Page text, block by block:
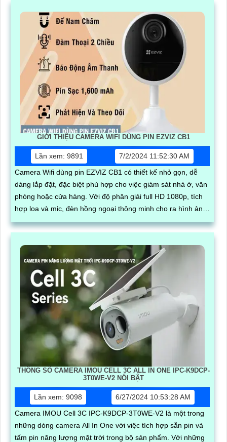
GIỚI THIỆU CAMERA WIFI DÙNG PIN EZVIZ CB1
Lần xem: 9891
7/2/2024 11:52:30 AM
Camera Wifi dùng pin EZVIZ CB1 có thiết kế nhỏ gọn, dễ
dàng lắp đặt, đặc biệt phù hợp cho việc giám sát nhà ở, văn
phòng hoặc cửa hàng. Với độ phân giải full HD 1080p, tích
hợp loa và mic, đèn hồng ngoại thông minh cho ra hình ảnh
chất lượng ban đêm
THÔNG SỐ CAMERA IMOU CELL 3C ALL IN ONE IPC-K9DCP-
3T0WE-V2 NỔI BẬT
Lần xem: 9098
6/27/2024 10:53:28 AM
Camera IMOU Cell 3C IPC-K9DCP-3T0WE-V2 là một trong
những dòng camera All In One với việc tích hợp sẵn pin và
tấm pin năng lượng mặt trời trong bộ sản phẩm. Với những